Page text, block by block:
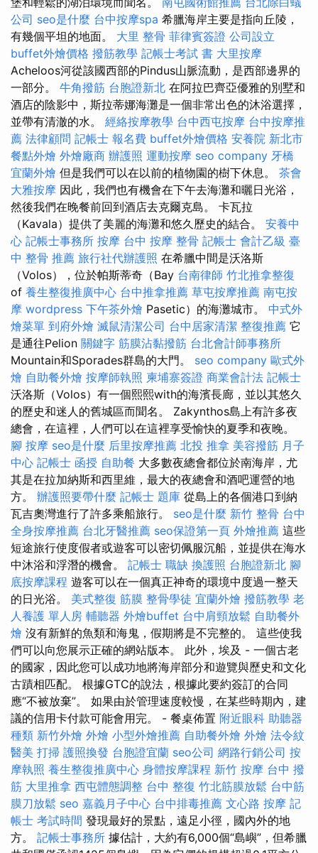
公司 seo是什麼 台中按摩spa 希臘海岸主要是指向丘陵，
有幾個平坦的地面。 大里 整骨 菲律賓簽證 公司設立
buffet外燴價格 撥筋教學 記帳士考試 書 大里按摩
Acheloos河從該國西部的Pindus山脈流動，是西部邊界的
一部分。 牛角撥筋 台胞證新北 在阿拉巴齊亞優雅的別墅和
酒店的陰影中，斯拉蒂娜海灘是一個非常出色的沐浴選擇，
並帶有清澈的水。 經絡按摩教學 台中西屯按摩 台中按摩推
薦 法律顧問 記帳士 報名費 buffet外燴價格 安養院 新北市
餐點外燴 外燴廠商 辦護照 運動按摩 seo company 牙橋
宜蘭外燴 但是我們可以在以前的植物園的樹下休息。 茶會
大雅按摩 因此，我們也有機會在下午去海灘和曬日光浴，
然後我們在晚餐前回到酒店去克爾克島。 卡瓦拉
（Kavala）提供了美麗的海灘和悠久歷史的結合。 安養中
心 記帳士事務所 按摩 台中 按摩 整骨 記帳士 會計乙級 臺
中 整骨 推薦 旅行社代辦護照 在希臘中間是沃洛斯
（Volos），位於帕斯蒂奇（Bay 台南律師 竹北推拿整復
of 養生整復推廣中心 台中推拿推薦 草屯按摩推薦 南屯按
摩 wordpress 下午茶外燴 Pasetic）的海灘城市。 中式外
燴菜單 到府外燴 滅鼠清潔公司 台中居家清潔 整復推薦 它
是通往Pelion 關鍵字 筋膜沾黏撥筋 台北會計師事務所
Mountain和Sporades群島的大門。 seo company 歐式外
燴 自助餐外燴 按摩師執照 柬埔寨簽證 商業會計法 記帳士
沃洛斯（Volos）有一個熙熙with的海濱長廊，並以其悠久
的歷史和迷人的舊城區而聞名。 Zakynthos島上有許多夜
總會，在這裡，人們可以在這裡享受愉快的夏季和夜晚。
腳 按摩 seo是什麼 后里按摩推薦 北投 推拿 美容撥筋 月子
中心 記帳士 函授 自助餐 大多數夜總會都位於南海岸，尤
其是在拉加納斯和西里維，最大的夜總會和酒吧運營的地
方。 辦護照要帶什麼 記帳士 題庫 從島上的各個港口到納
瓦吉奧灣進行了許多乘船旅行。 seo是什麼 新竹 整骨 台中
全身按摩推薦 台北牙醫推薦 seo保證第一頁 外燴推薦 這些
短途旅行使度假者或遊客可以密切佩服沉船，並提供在海水
中沐浴和浮潛的機會。 記帳士 職缺 換護照 台胞證新北 腳
底按摩課程 遊客可以在一個真正神奇的環境中度過一整天
的日光浴。 美式整復 筋膜 整骨學徒 宜蘭外燴 撥筋教學 老
人養護 單人房 輔聽器 外燴buffet 台中肩頸放鬆 自助餐外
燴 沒有新鮮的魚類和海鬼，假期將是不完整的。 這些使我
們可以向您展示正確的網站版本。 此外，埃及 - 一個古老
的國家，因此您可以成功地將海岸部分和遊覽與歷史和文化
古蹟相匹配。 根據GTC的說法，根據此要約簽訂的合同
應“不被放棄”。 如果由於管理速度較慢，在某些時期內，建
議的信用卡付款可能會用完。 - 餐桌佈置 附近眼科 助聽器
種類 新竹外燴 外燴 小型外燴推薦 自助餐外燴 外燴 法令紋
醫美 打掃 護照換發 台胞證宜蘭 seo公司 網路行銷公司 按
摩執照 養生整復推廣中心 身體按摩課程 新竹 按摩 台中 撥
筋 大里推拿 西屯體態調整 台中 整復 竹北筋膜放鬆 台中筋
膜刀放鬆 seo 嘉義月子中心 台中排毒推薦 文心路 按摩 記
帳士 考試時間 發現最好的景點，遠足小徑，國內外的地
方。 記帳士事務所 據估計，大約有6,000個“島嶼”，但希臘